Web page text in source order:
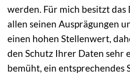
werden. Für mich besitzt
allen seinen Ausprägungen
einen hohen Stellenwert,
den Schutz Ihrer Daten sehr
bemüht, ein entsprechendes